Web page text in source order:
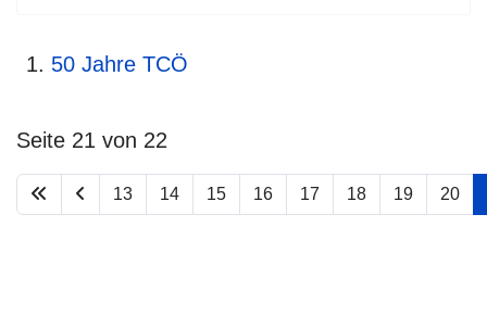
50 Jahre TCÖ
Seite 21 von 22
13 14 15 16 17 18 19 20